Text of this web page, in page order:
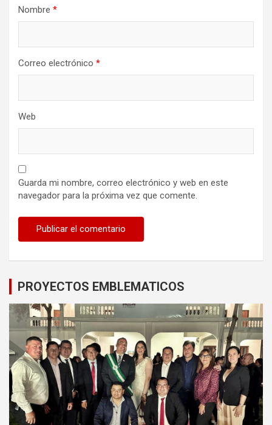
Nombre *
Correo electrónico *
Web
Guarda mi nombre, correo electrónico y web en este
navegador para la próxima vez que comente.
PROYECTOS EMBLEMATICOS